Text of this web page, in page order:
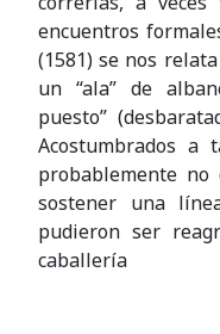
encuentros
(1581) se nos
un “ala” de
puesto”
Acostumbrados a
probablemente
sostener una
pudieron ser
caballería